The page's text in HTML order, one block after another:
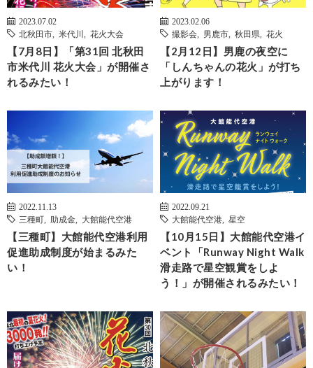
2023.07.02
北秋田市
米代川 花火大会
【7月8日】「第31回 北秋田
市米代川 花火大会」が開催さ
れるみたい！
2023.02.06
撮影会
男鹿市 秋田県 花火
【2月12日】男鹿の夜空に
「しんちゃんの花火」が打ち
上がります！
2022.11.13
三種町
助成金 大館能代空港
【三種町】大館能代空港利用
促進助成制度が始まるみた
い！
2022.09.21
大館能代空港
星空
【10月15日】大館能代空港イ
ベント「Runway Night Walk
滑走路で星空観賞をしよ
う！」が開催されるみたい！